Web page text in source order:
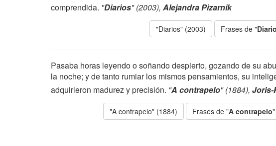
comprendida. "Diarios" (2003), Alejandra Pizarnik
"Diarios" (2003) Frases de "
Pasaba horas leyendo o soñando despierto, gozando de su
la noche; y de tanto rumiar los mismos pensamientos, su
adquirieron madurez y precisión. "A contrapelo" (1884), Joris-
"A contrapelo" (1884) Frases de "A contrapelo